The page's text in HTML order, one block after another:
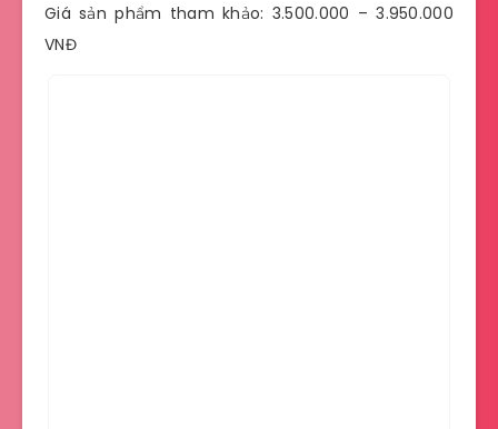
Giá sản phẩm tham khảo: 3.500.000 – 3.950.000
VNĐ